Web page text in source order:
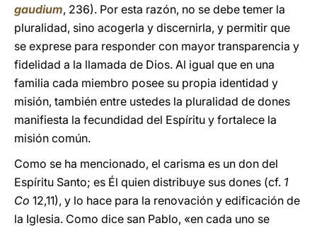
gaudium, 236). Por esta razón, no se debe temer la
pluralidad, sino acogerla y discernirla, y permitir que
se exprese para responder con mayor transparencia y
fidelidad a la llamada de Dios. Al igual que en una
familia cada miembro posee su propia identidad y
misión, también entre ustedes la pluralidad de dones
manifiesta la fecundidad del Espíritu y fortalece la
misión común.
Como se ha mencionado, el carisma es un don del
Espíritu Santo; es Él quien distribuye sus dones (cf. 1
Co 12,11), y lo hace para la renovación y edificación de
la Iglesia. Como dice san Pablo, «en cada uno se